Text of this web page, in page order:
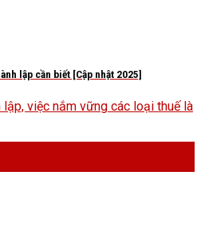
lập cần biết [Cập nhật 2025]
lập, việc nắm vững các loại thuế là